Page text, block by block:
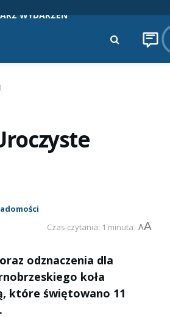
WYDARZEŃ
Czas czytania: 1 minuta AA
odznaczenia dla
koła
które świętowano 11